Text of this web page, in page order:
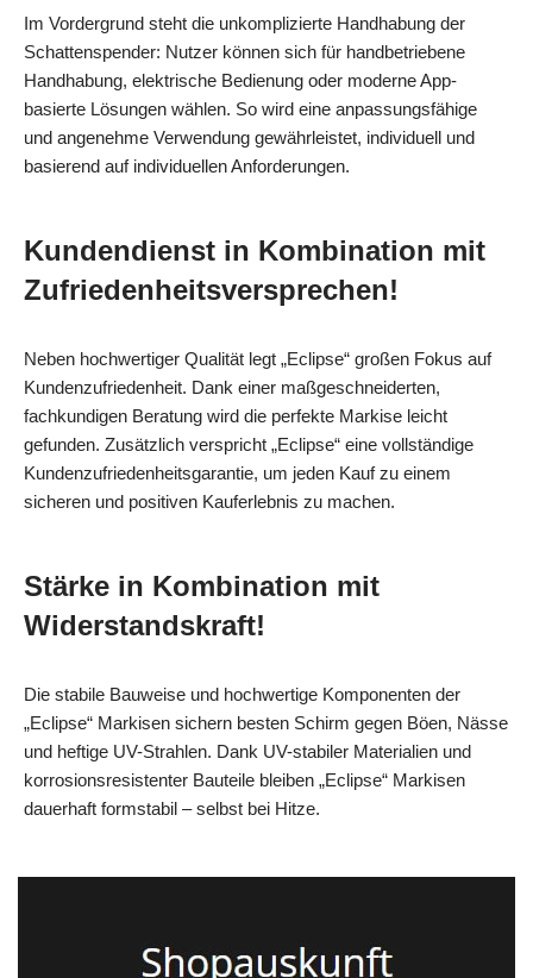
Im Vordergrund steht die unkomplizierte Handhabung der
Schattenspender: Nutzer können sich für handbetriebene
Handhabung, elektrische Bedienung oder moderne App-
basierte Lösungen wählen. So wird eine anpassungsfähige
und angenehme Verwendung gewährleistet, individuell und
basierend auf individuellen Anforderungen.
Kundendienst in Kombination mit
Zufriedenheitsversprechen!
Neben hochwertiger Qualität legt „Eclipse“ großen Fokus auf
Kundenzufriedenheit. Dank einer maßgeschneiderten,
fachkundigen Beratung wird die perfekte Markise leicht
gefunden. Zusätzlich verspricht „Eclipse“ eine vollständige
Kundenzufriedenheitsgarantie, um jeden Kauf zu einem
sicheren und positiven Kauferlebnis zu machen.
Stärke in Kombination mit
Widerstandskraft!
Die stabile Bauweise und hochwertige Komponenten der
„Eclipse“ Markisen sichern besten Schirm gegen Böen, Nässe
und heftige UV-Strahlen. Dank UV-stabiler Materialien und
korrosionsresistenter Bauteile bleiben „Eclipse“ Markisen
dauerhaft formstabil – selbst bei Hitze.